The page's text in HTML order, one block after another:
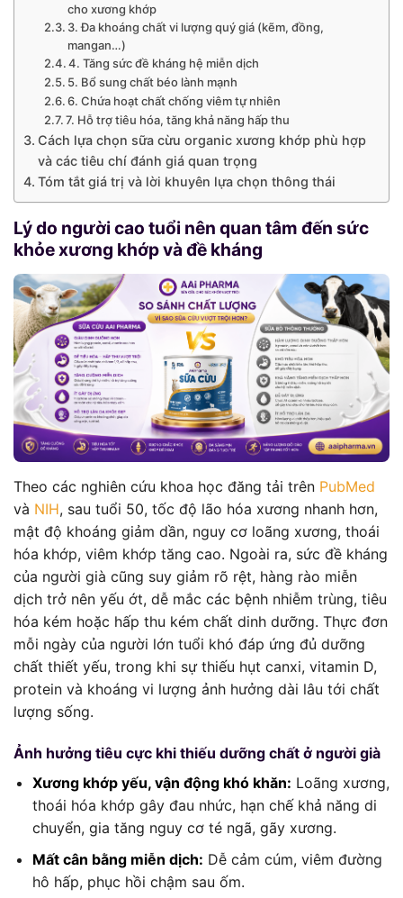
cho xương khớp
3. Đa khoáng chất vi lượng quý giá (kẽm, đồng,
mangan…)
4. Tăng sức đề kháng hệ miễn dịch
5. Bổ sung chất béo lành mạnh
6. Chứa hoạt chất chống viêm tự nhiên
7. Hỗ trợ tiêu hóa, tăng khả năng hấp thu
Cách lựa chọn sữa cừu organic xương khớp phù hợp
và các tiêu chí đánh giá quan trọng
Tóm tắt giá trị và lời khuyên lựa chọn thông thái
Lý do người cao tuổi nên quan tâm đến sức
khỏe xương khớp và đề kháng
Theo các nghiên cứu khoa học đăng tải trên PubMed
và NIH, sau tuổi 50, tốc độ lão hóa xương nhanh hơn,
mật độ khoáng giảm dần, nguy cơ loãng xương, thoái
hóa khớp, viêm khớp tăng cao. Ngoài ra, sức đề kháng
của người già cũng suy giảm rõ rệt, hàng rào miễn
dịch trở nên yếu ớt, dễ mắc các bệnh nhiễm trùng, tiêu
hóa kém hoặc hấp thu kém chất dinh dưỡng. Thực đơn
mỗi ngày của người lớn tuổi khó đáp ứng đủ dưỡng
chất thiết yếu, trong khi sự thiếu hụt canxi, vitamin D,
protein và khoáng vi lượng ảnh hưởng dài lâu tới chất
lượng sống.
Ảnh hưởng tiêu cực khi thiếu dưỡng chất ở người già
Xương khớp yếu, vận động khó khăn: Loãng xương,
thoái hóa khớp gây đau nhức, hạn chế khả năng di
chuyển, gia tăng nguy cơ té ngã, gãy xương.
Mất cân bằng miễn dịch: Dễ cảm cúm, viêm đường
hô hấp, phục hồi chậm sau ốm.